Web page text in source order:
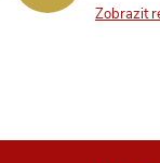
Zobrazit